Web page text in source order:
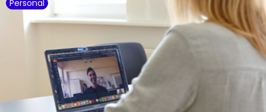
Personal